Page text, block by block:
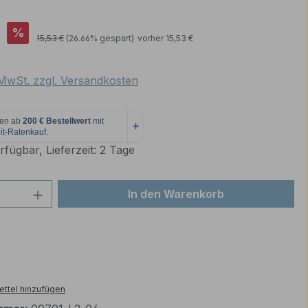
% Regulärer Preis:
15,53 € (26.66% gespart) vorher 15,53 €
zzgl. Versandkosten
Lieferzeit: 2 Tage
Anzahl: Gib den gewünschten Wert
In den Warenkorb
hinzufügen